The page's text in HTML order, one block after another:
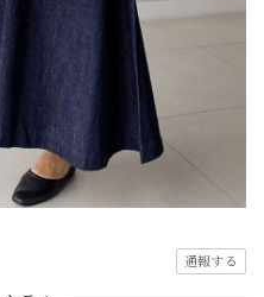
通報する